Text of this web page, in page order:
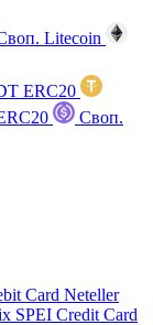
Litecoin
ERC20
Своп.
Card Neteller
SPEI Credit Card